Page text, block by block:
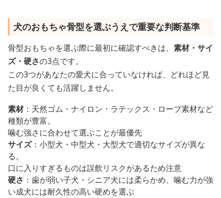
犬のおもちゃ骨型を選ぶうえで重要な判断基準
骨型おもちゃを選ぶ際に最初に確認すべきは、 素材・サイ
ズ・硬さの3点です。
この3つがあなたの愛犬に合っていなければ、どれほど見
た目が良くても活躍しません。
素材：天然ゴム・ナイロン・ラテックス・ロープ素材など
種類が豊富。
噛む強さに合わせて選ぶことが最優先
サイズ：小型犬・中型犬・大型犬で適切なサイズが異な
る。
口に入りすぎるものは誤飲リスクがあるため注意
硬さ ：歯が弱い子犬・シニア犬には柔らかめ、噛む力が強
い成犬には耐久性の高い硬めを選ぶ